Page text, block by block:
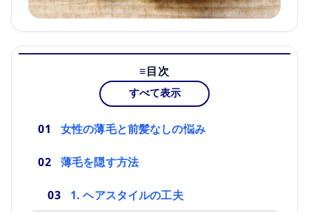
目次
すべて表示
女性の薄毛と前髪なしの悩み
薄毛を隠す方法
1. ヘアスタイルの工夫